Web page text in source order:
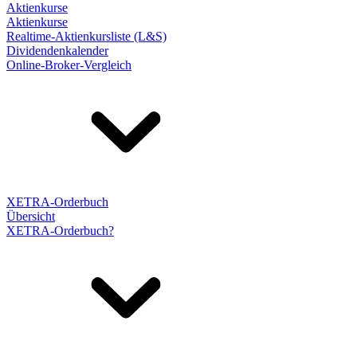
Aktienkurse
Aktienkurse
Realtime-Aktienkursliste (L&S)
Dividendenkalender
Online-Broker-Vergleich
XETRA-Orderbuch
Übersicht
XETRA-Orderbuch?